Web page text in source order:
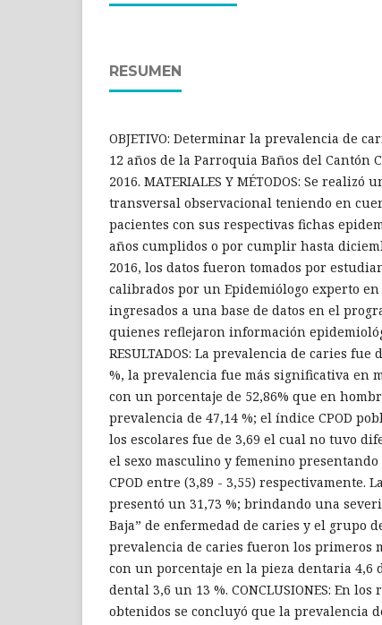
RESUMEN
OBJETIVO: Determinar la prevalencia de
12 años de la Parroquia Baños del Cantón
2016. MATERIALES Y MÉTODOS: Se
transversal observacional teniendo en
pacientes con sus respectivas fichas
años cumplidos o por cumplir hasta
2016, los datos fueron tomados por
calibrados por un Epidemiólogo experto en
ingresados a una base de datos en el
quienes reflejaron información
RESULTADOS: La prevalencia de caries fue
%, la prevalencia fue más significativa en
con un porcentaje de 52,86% que en
prevalencia de 47,14 %; el índice CPOD
los escolares fue de 3,69 el cual no tuvo
el sexo masculino y femenino presentando
CPOD entre (3,89 - 3,55) respectivamente.
presentó un 31,73 %; brindando una
Baja” de enfermedad de caries y el grupo
prevalencia de caries fueron los primeros
con un porcentaje en la pieza dentaria 4,6
dental 3,6 un 13 %. CONCLUSIONES: En los
obtenidos se concluyó que la prevalencia